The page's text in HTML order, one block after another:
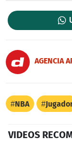
AGENCIA
NBA
VIDEOS